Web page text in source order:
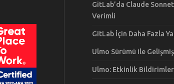
GitLab’da Claude
Verimli
GitLab İçin Daha Fazla
Ulmo Sürümü ile
Ulmo: Etkinlik